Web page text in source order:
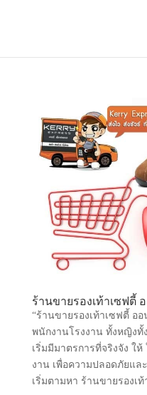
ร้านขายรองเท้าเซฟตี้
“ร้านขายรองเท้าเซฟตี้ อ
พนักงานโรงงาน ทั้งหญิงทั้
เริ่มมีมาตรการที่จริงจัง ใ
งาน เพื่อความปลอดภัยแล
เริ่มตามหา ร้านขายรองเท้